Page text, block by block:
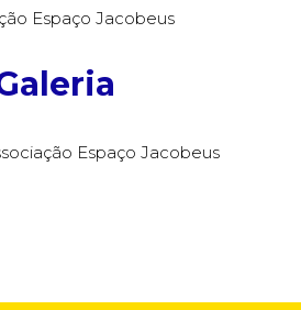
Espaço Jacobeus
Espaço Jacobeus